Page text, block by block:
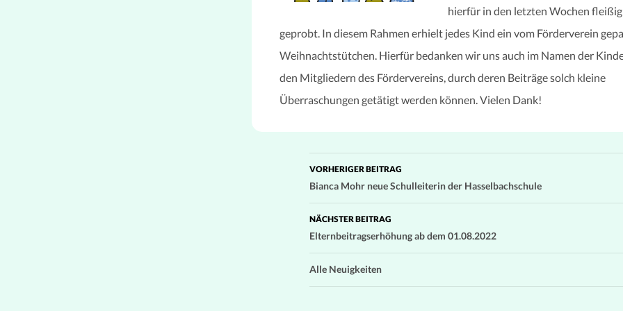
hierfür in den letzten Wochen fleißig
geprobt. In diesem Rahmen erhielt jedes Kind ein vom Förderverein
Weihnachtstütchen. Hierfür bedanken wir uns auch im Namen der
den Mitgliedern des Fördervereins, durch deren Beiträge solch kleine
Überraschungen getätigt werden können. Vielen Dank!
Beitragsnavigation
VORHERIGER BEITRAG
Bianca Mohr neue Schulleiterin der Hasselbachschule
NÄCHSTER BEITRAG
Elternbeitragserhöhung ab dem 01.08.2022
Alle Neuigkeiten